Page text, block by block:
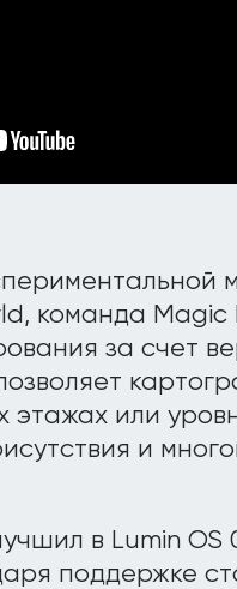
команда
за счет
этажах или
и
в Lumin OS
поддержке